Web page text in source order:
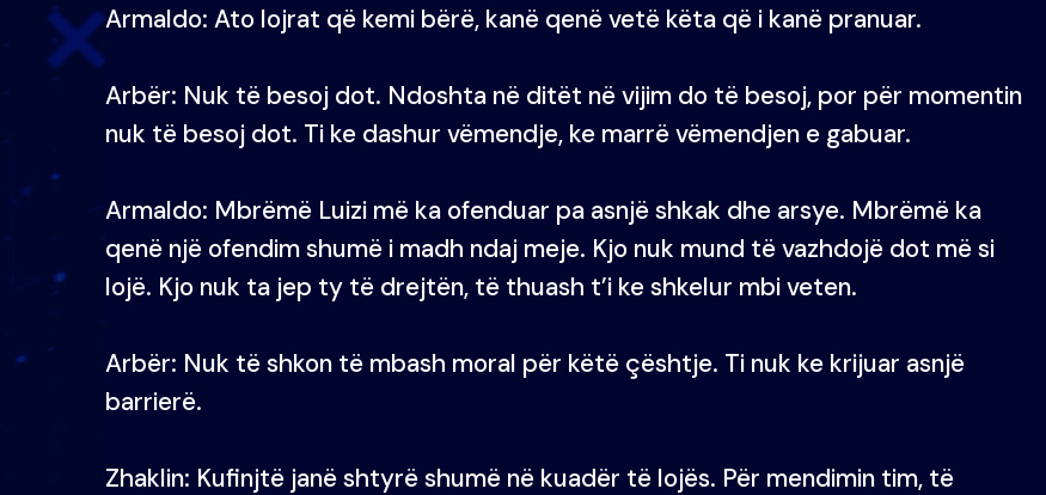
Armaldo: Ato lojrat që kemi bërë, kanë qenë vetë këta që i kanë pranuar.
Arbër: Nuk të besoj dot. Ndoshta në ditët në vijim do të besoj, por për momentin
nuk të besoj dot. Ti ke dashur vëmendje, ke marrë vëmendjen e gabuar.
Armaldo: Mbrëmë Luizi më ka ofenduar pa asnjë shkak dhe arsye. Mbrëmë ka
qenë një ofendim shumë i madh ndaj meje. Kjo nuk mund të vazhdojë dot më si
lojë. Kjo nuk ta jep ty të drejtën, të thuash t’i ke shkelur mbi veten.
Arbër: Nuk të shkon të mbash moral për këtë çështje. Ti nuk ke krijuar asnjë
barrierë.
Zhaklin: Kufinjtë janë shtyrë shumë në kuadër të lojës. Për mendimin tim, të